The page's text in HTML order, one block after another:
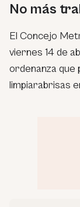
No más
El Concejo
viernes 14 de
ordenanza que
limpiarabrisas